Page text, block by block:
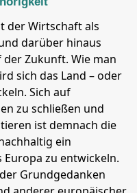
der Wirtschaft als
darüber hinaus
Zukunft. Wie man
sich das Land – oder
Sich auf
zu schließen und
ist demnach die
ein
zu entwickeln.
Grundgedanken